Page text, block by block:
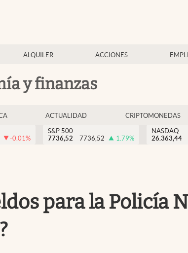
ALQUILER ACCIONES
y finanzas
ACTUALIDAD CRIPTOMONEDAS
-0.01%
S&P 500
7736,52
7736,52 1.79%
NASDAQ
26.363,44
para la Policía